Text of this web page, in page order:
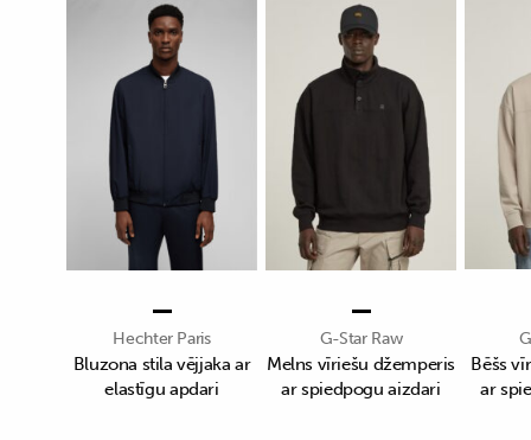
Hechter Paris
Bluzona stila vējjaka ar
elastīgu apdari
G-Star Raw
Melns vīriešu džemperis
ar spiedpogu aizdari
Bēšs
ar